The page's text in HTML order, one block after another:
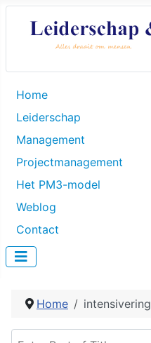
Home
Leiderschap
Management
Projectmanagement
Het PM3-model
Weblog
Contact
Home intensivering